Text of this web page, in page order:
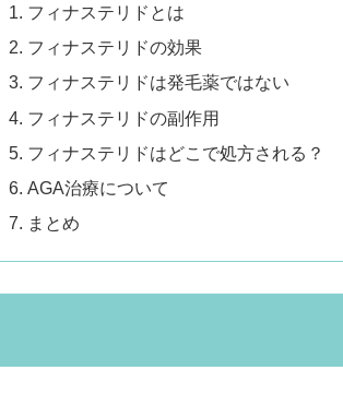
フィナステリドとは
フィナステリドの効果
フィナステリドは発毛薬ではない
フィナステリドの副作用
フィナステリドはどこで処方される？
AGA治療について
まとめ